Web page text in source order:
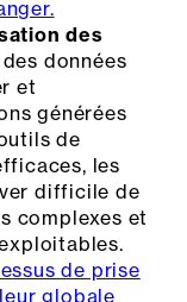
des
données
et
générées
de
les
difficile de
complexes et
de prise
globale